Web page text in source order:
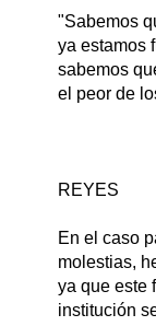
"Sabemos
ya estamos
sabemos
el peor de
REYES
En el caso
molestias,
ya que este
institución